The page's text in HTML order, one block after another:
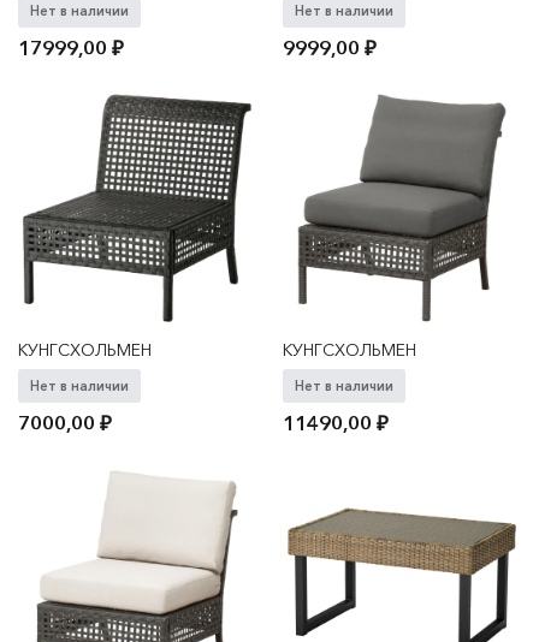
Нет в наличии
17999,00₽
Нет в наличии
9999,00₽
КУНГСХОЛЬМЕН
Нет в наличии
7000,00₽
КУНГСХОЛЬМЕН
Нет в наличии
11490,00₽